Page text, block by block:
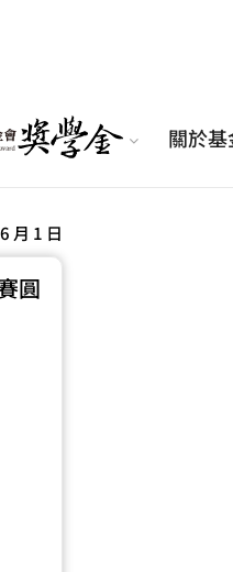
關於
月 1 日
圓